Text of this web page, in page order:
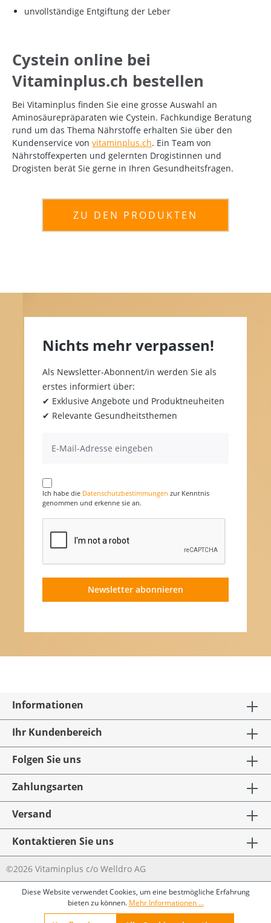
unvollständige Entgiftung der Leber
Cystein online bei
Vitaminplus.ch bestellen
Bei Vitaminplus finden Sie eine grosse Auswahl an
Aminosäurepräparaten wie Cystein. Fachkundige Beratung
rund um das Thema Nährstoffe erhalten Sie über den
Kundenservice von vitaminplus.ch. Ein Team von
Nährstoffexperten und gelernten Drogistinnen und
Drogisten berät Sie gerne in Ihren Gesundheitsfragen.
ZU DEN PRODUKTEN
Nichts mehr verpassen!
Als Newsletter-Abonnent/in werden Sie als
erstes informiert über:
✔ Exklusive Angebote und Produktneuheiten
✔ Relevante Gesundheitsthemen
Ich habe die Datenschutzbestimmungen zur Kenntnis
genommen und erkenne sie an.
Newsletter abonnieren
Informationen
Ihr Kundenbereich
Folgen Sie uns
Zahlungsarten
Versand
Kontaktieren Sie uns
©2026 Vitaminplus c/o Welldro AG
Diese Website verwendet Cookies, um eine bestmögliche Erfahrung
bieten zu können. Mehr Informationen ...